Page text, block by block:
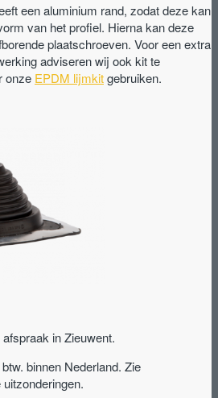
een aluminium rand, zodat deze kan
van het profiel. Hierna kan deze
plaatschroeven. Voor een extra
adviseren wij ook kit te
onze EPDM lijmkitgebruiken.
in Zieuwent.
binnen Nederland. Zie